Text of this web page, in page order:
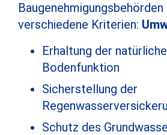
verschiedene Kriterien:
Erhaltung der
Bodenfunktion
Sicherstellung der
Schutz des